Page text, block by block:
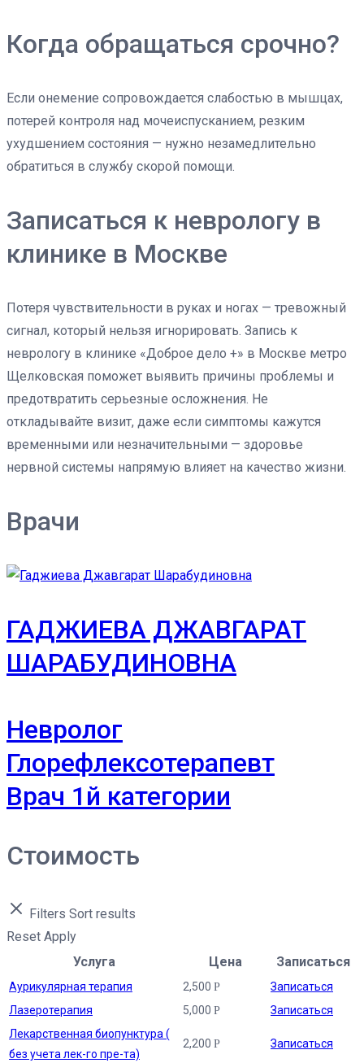
Когда обращаться срочно?
Если онемение сопровождается слабостью в мышцах,
потерей контроля над мочеиспусканием, резким
ухудшением состояния — нужно незамедлительно
обратиться в службу скорой помощи.
Записаться к неврологу в
клинике в Москве
Потеря чувствительности в руках и ногах — тревожный
сигнал, который нельзя игнорировать. Запись к
неврологу в клинике «Доброе дело +» в Москве метро
Щелковская поможет выявить причины проблемы и
предотвратить серьезные осложнения. Не
откладывайте визит, даже если симптомы кажутся
временными или незначительными — здоровье
нервной системы напрямую влияет на качество жизни.
Врачи
ГАДЖИЕВА ДЖАВГАРАТ
ШАРАБУДИНОВНА
Невролог
Глорефлексотерапевт
Врач 1й категории
Стоимость
Filters Sort results
Reset Apply
Услуга
Цена Записаться
Аурикулярная терапия 2,500 Р
Записаться
Лазеротерапия
5,000 Р
Записаться
Лекарственная биопунктура (
без учета лек-го пре-та)
2,200 Р Записаться